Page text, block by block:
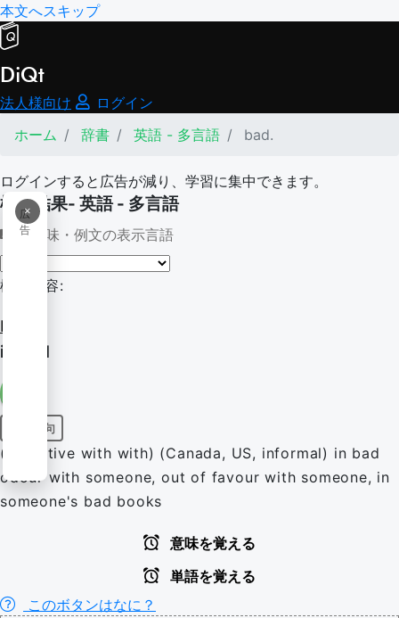
本文へスキップ
DiQt
法人様向け
ログイン
ホーム
辞書 英語 - 多言語 bad.
ログインすると広告が減り、学習に集中できます。
×
広
告
検索結果- 英語 - 多言語
意味・例文の表示言語
検索内容:
bad.
in bad
前置詞句
(transitive with with) (Canada, US, informal) in bad
odour with someone, out of favour with someone, in
someone's bad books
意味を覚える
単語を覚える
このボタンはなに？